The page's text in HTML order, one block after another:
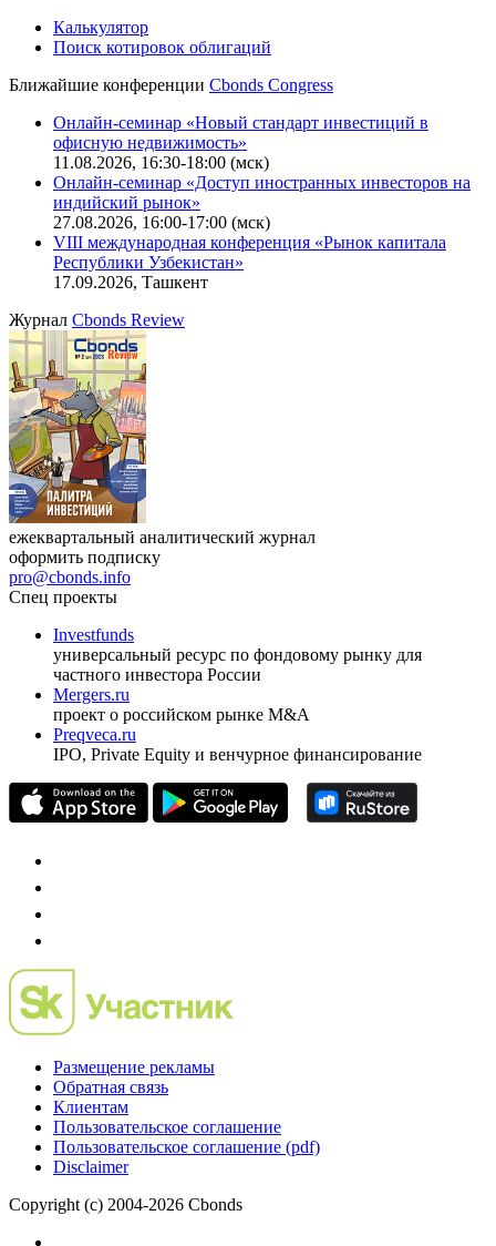
Калькулятор
Поиск котировок облигаций
Ближайшие конференции Cbonds Congress
Онлайн-семинар «Новый стандарт инвестиций в
офисную недвижимость»
11.08.2026, 16:30-18:00 (мск)
Онлайн-семинар «Доступ иностранных инвесторов на
индийский рынок»
27.08.2026, 16:00-17:00 (мск)
VIII международная конференция «Рынок капитала
Республики Узбекистан»
17.09.2026, Ташкент
Журнал Cbonds Review
ежеквартальный аналитический журнал
оформить подписку
pro@cbonds.info
Спец проекты
Investfunds
универсальный ресурс по фондовому рынку для
частного инвестора России
Mergers.ru
проект о российском рынке M&A
Preqveca.ru
IPO, Private Equity и венчурное финансирование
Размещение рекламы
Обратная связь
Клиентам
Пользовательское соглашение
Пользовательское соглашение (pdf)
Disclaimer
Copyright (c) 2004-2026 Cbonds